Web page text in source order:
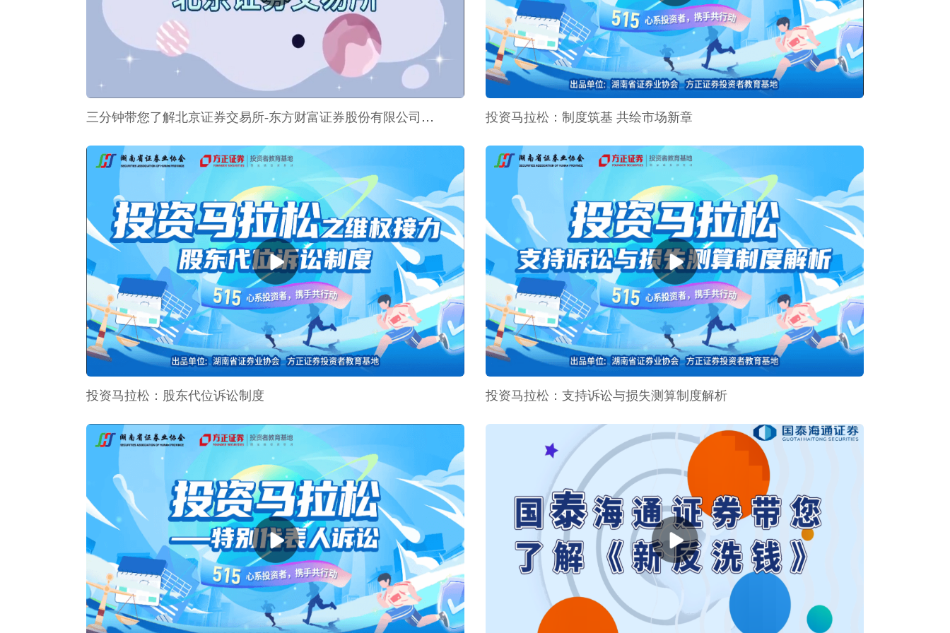
三分钟带您了解北京证券交易所-东方财富证券股份有限公司济宁吴泰闸路证券营业部-视频 投资马拉松：制度筑基 共绘市场新章
投资马拉松：股东代位诉讼制度 投资马拉松：支持诉讼与损失测算制度解析